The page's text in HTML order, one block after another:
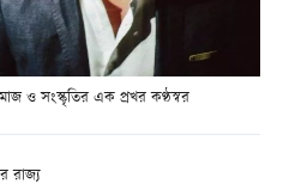
ও সংস্কৃতির এক প্রখর কণ্ঠস্বর
রাজ্য